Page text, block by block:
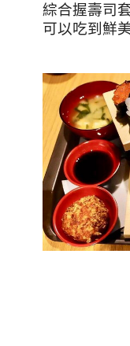
綜合握壽司
可以吃到鮮